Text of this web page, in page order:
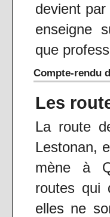
devient
enseigne
que
Compte-rendu
Les
La route
Lestonan,
mène à
routes qui
elles ne